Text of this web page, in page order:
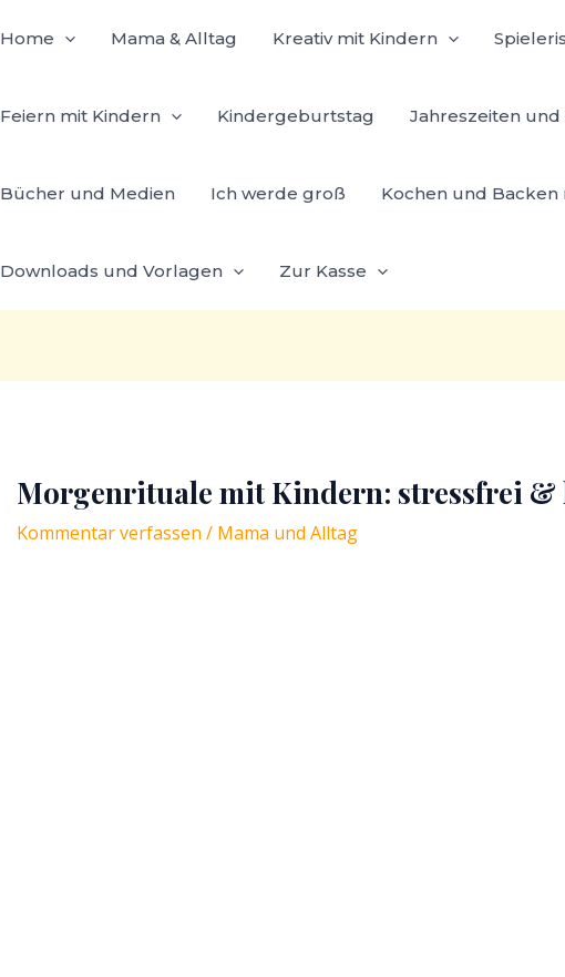
Home Mama & Alltag Kreativ mit Kindern
Feiern mit Kindern Kindergeburtstag Jahreszeiten
Bücher und Medien Ich werde groß Kochen und Backen
Downloads und Vorlagen Zur Kasse
Morgenrituale mit Kindern: stressfrei &
Kommentar verfassen / Mama und Alltag